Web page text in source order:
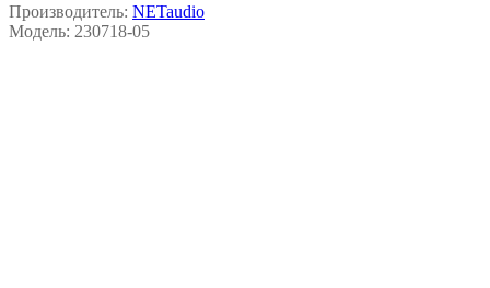
Производитель: NETaudio
Модель: 230718-05